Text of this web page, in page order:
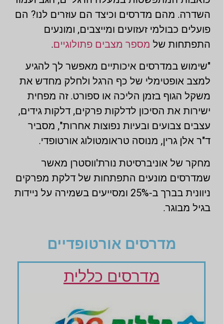
השדרה. מהם מדרסים וכיצד הם עוזרים לנו? הם
פועלים כבולמי זעזועים ומייצבים, ומונעים
התפתחות של מספר מצבים פתולוגיים.
"שימוש במדרסים איכותיים מאפשר לך להגיע
למצב אופטימלי של כף הרגל ולחלק מחדש את
משקל הגוף בזמן הליכה או ספורט. זה מפחית
ישירות את הסיכון לדלקות פרקים, דלקות גידים,
עצבים צבועים ובעיות נפוצות אחרות", מסביר
ד"ר אלן גרין, מנוסה טראומטולוג אורטופדי.
מחקר של אוניברסיטת נורת'ווסטרן מאשר
שמדרסים מונעים התפתחות של דלקת מפרקים
ניוונית בברך ב-25% ומסייעים בשמירה על ניידות
בגיל מבוגר.
מדרסים אורטופדיים
מדרסים כללית